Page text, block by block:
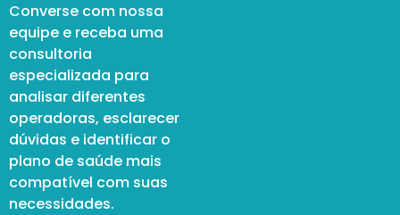
Converse com nossa
equipe e receba uma
consultoria
especializada para
analisar diferentes
operadoras, esclarecer
dúvidas e identificar o
plano de saúde mais
compatível com suas
necessidades.